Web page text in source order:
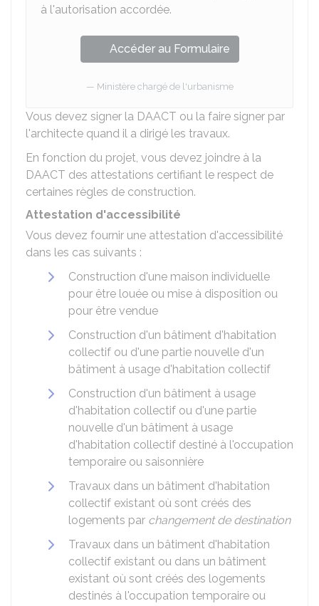
à l'autorisation accordée.
Accéder au Formulaire
Ministère chargé de l'urbanisme
Vous devez signer la DAACT ou la faire signer par
l'architecte quand il a dirigé les travaux.
En fonction du projet, vous devez joindre à la
DAACT des attestations certifiant le respect de
certaines règles de construction.
Attestation d'accessibilité
Vous devez fournir une attestation d'accessibilité
dans les cas suivants :
Construction d'une maison individuelle
pour être louée ou mise à disposition ou
pour être vendue
Construction d'un bâtiment d'habitation
collectif ou d'une partie nouvelle d'un
bâtiment à usage d'habitation collectif
Construction d'un bâtiment à usage
d'habitation collectif ou d'une partie
nouvelle d'un bâtiment à usage
d'habitation collectif destiné à l'occupation
temporaire ou saisonnière
Travaux dans un bâtiment d'habitation
collectif existant où sont créés des
logements par changement de destination
Travaux dans un bâtiment d'habitation
collectif existant ou dans un bâtiment
existant où sont créés des logements
destinés à l'occupation temporaire ou